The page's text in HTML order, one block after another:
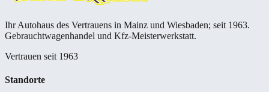
Ihr Autohaus des Vertrauens in Mainz und Wiesbaden; seit 1963.
Gebrauchtwagenhandel und Kfz-Meisterwerkstatt.
Vertrauen seit 1963
Standorte